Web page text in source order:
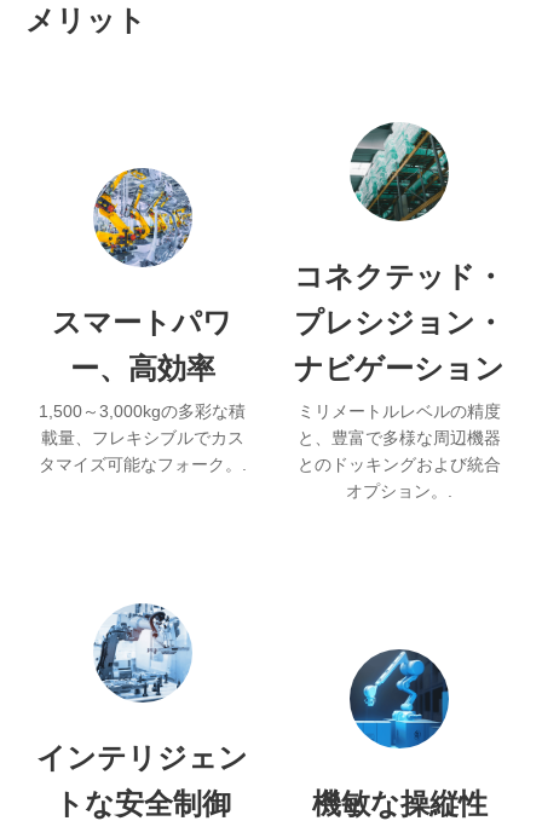
メリット
スマートパワ
ー、高効率
1,500～3,000kgの多彩な積
載量、フレキシブルでカス
タマイズ可能なフォーク。.
コネクテッド・
プレシジョン・
ナビゲーション
ミリメートルレベルの精度
と、豊富で多様な周辺機器
とのドッキングおよび統合
オプション。.
インテリジェン
トな安全制御
機敏な操縦性